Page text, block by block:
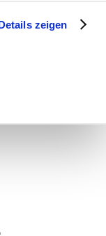
zeigen
Kulturen der
– seien